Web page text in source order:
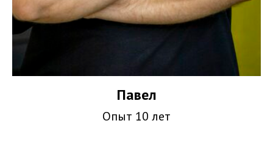
Павел
Опыт 10 лет